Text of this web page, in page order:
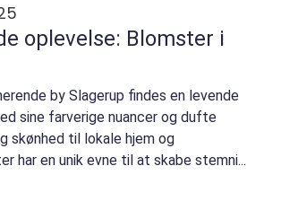
oplevelse: Blomster i
by Slagerup findes en levende
sine farverige nuancer og dufte
skønhed til lokale hjem og
har en unik evne til at skabe stemni...